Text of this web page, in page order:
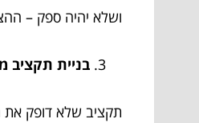
ושלא יהיה ספק –
בניית תקציב
תקציב שלא דופק את